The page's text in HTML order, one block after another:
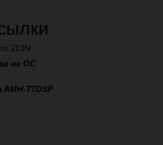
2DIN
на ОС
77DSP